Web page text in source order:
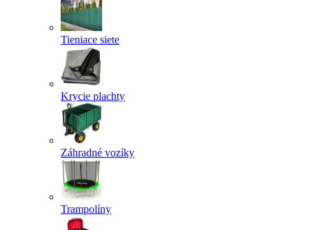
Tieniace siete
Krycie plachty
Záhradné vozíky
Trampolíny